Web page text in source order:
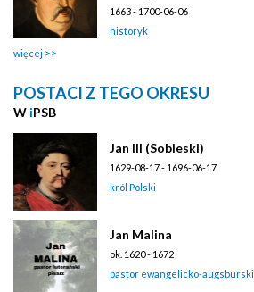
1663 - 1700-06-06
historyk
więcej
POSTACI Z TEGO OKRESU
W iPSB
Jan III (Sobieski)
1629-08-17 - 1696-06-17
król Polski
Jan Malina
ok. 1620 - 1672
pastor ewangelicko-augsburski